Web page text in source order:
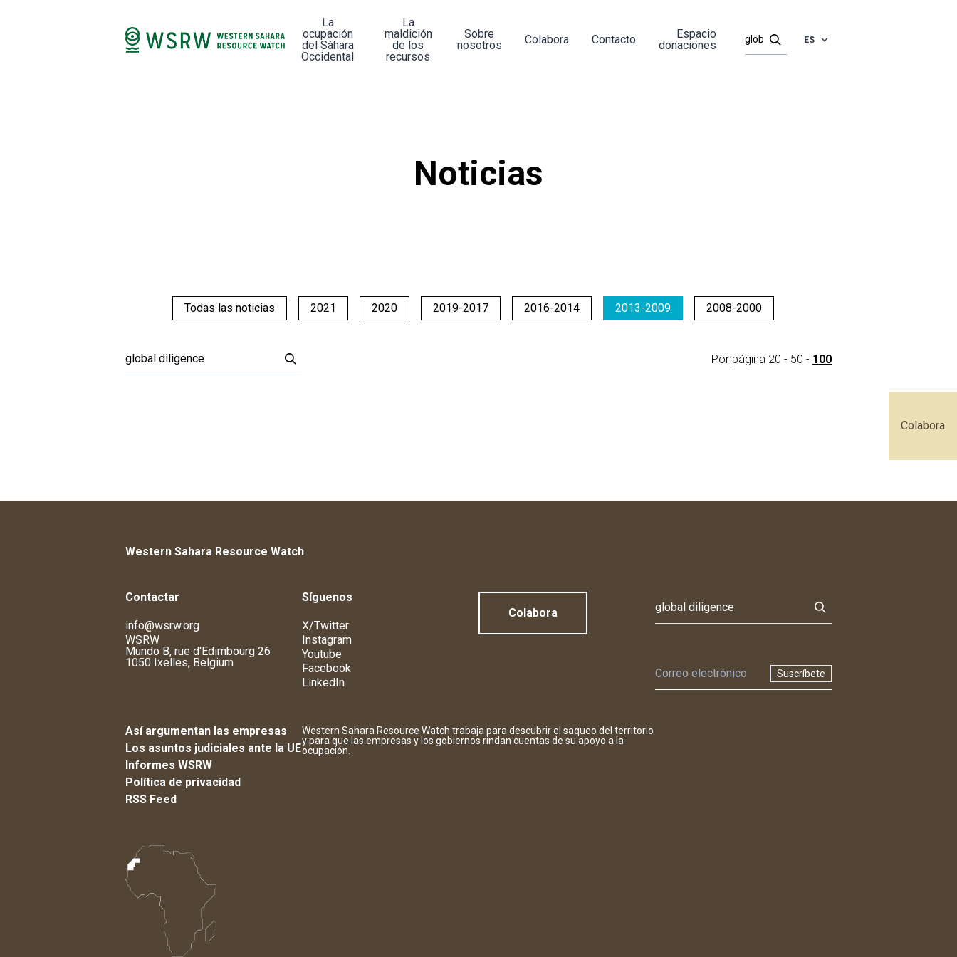
Colabora
La
ocupación
del Sáhara
Occidental
La
maldición
de los
recursos
Sobre
nosotros
Colabora Contacto
Espacio
donaciones
ES
Noticias
Todas las noticias 2021 2020 2019-2017 2016-2014 2013-2009 2008-2000
Por página 20 - 50 - 100
Western Sahara Resource Watch
Contactar
info@wsrw.org
WSRW
Mundo B, rue d'Edimbourg 26
1050 Ixelles, Belgium
Síguenos
X/Twitter
Instagram
Youtube
Facebook
LinkedIn
Colabora
Suscríbete
Así argumentan las empresas
Los asuntos judiciales ante la UE
Informes WSRW
Política de privacidad
RSS Feed
Western Sahara Resource Watch trabaja para descubrir el saqueo del territorio
y para que las empresas y los gobiernos rindan cuentas de su apoyo a la
ocupación.